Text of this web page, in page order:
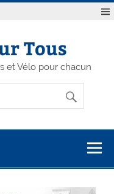
Tous
et Vélo pour chacun